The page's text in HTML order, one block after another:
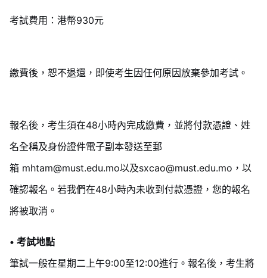
考試費用：港幣930元
繳費後，恕不退還，即使考生因任何原因放棄參加考試。
報名後，考生須在48小時內完成繳費，並將付款憑證、姓
名全稱及身份證件電子副本發送至郵
箱 mhtam@must.edu.mo以及sxcao@must.edu.mo，以
確認報名。若我們在48小時內未收到付款憑證，您的報名
將被取消。
• 考試地點
筆試一般在星期二上午9:00至12:00進行。報名後，考生將